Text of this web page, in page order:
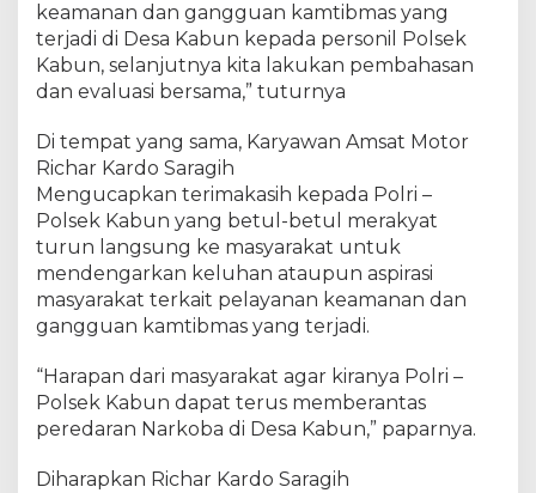
a
t
L
e
a
t
P
r
o
g
a
m
u
m
a
C
keamanan dan gangguan kamtibmas yang
terjadi di Desa Kabun kepada personil Polsek
Kabun, selanjutnya kita lakukan pembahasan
dan evaluasi bersama,” tuturnya
Di tempat yang sama, Karyawan Amsat Motor
Richar Kardo Saragih
Mengucapkan terimakasih kepada Polri –
Polsek Kabun yang betul-betul merakyat
turun langsung ke masyarakat untuk
mendengarkan keluhan ataupun aspirasi
masyarakat terkait pelayanan keamanan dan
gangguan kamtibmas yang terjadi.
“Harapan dari masyarakat agar kiranya Polri –
Polsek Kabun dapat terus memberantas
peredaran Narkoba di Desa Kabun,” paparnya.
Diharapkan Richar Kardo Saragih